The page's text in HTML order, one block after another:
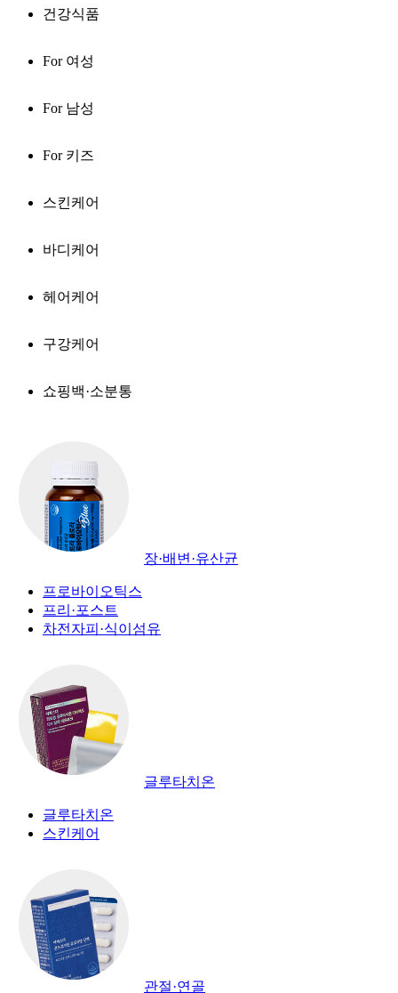
건강식품
For 여성
For 남성
For 키즈
스킨케어
바디케어
헤어케어
구강케어
쇼핑백·소분통
장·배변·유산균
프로바이오틱스
프리·포스트
차전자피·식이섬유
글루타치온
글루타치온
스킨케어
관절·연골